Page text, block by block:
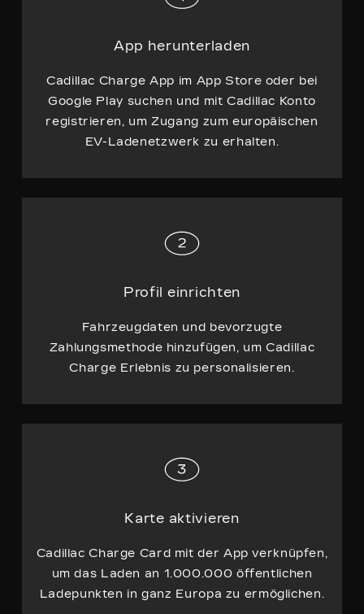
App herunterladen
Cadillac Charge App im App Store oder bei
Google Play suchen und mit Cadillac Konto
registrieren, um Zugang zum europäischen
EV-Ladenetzwerk zu erhalten.
Profil einrichten
Fahrzeugdaten und bevorzugte
Zahlungsmethode hinzufügen, um Cadillac
Charge Erlebnis zu personalisieren.
Karte aktivieren
Cadillac Charge Card mit der App verknüpfen,
um das Laden an 1.000.000 öffentlichen
Ladepunkten in ganz Europa zu ermöglichen.